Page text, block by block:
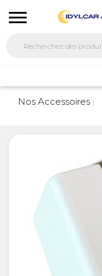
Nos Accessoires